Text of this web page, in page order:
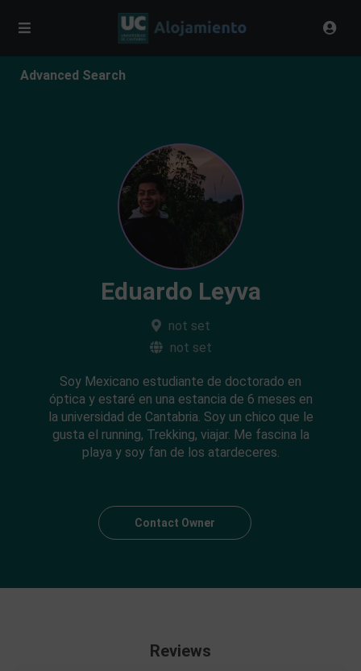
Advanced Search
Eduardo Leyva
not set
not set
Soy Mexicano estudiante de doctorado en
óptica y estaré en una estancia de 6 meses en
la universidad de Cantabria. Soy un chico que le
gusta el running, Trekking, viajar. Me fascina la
playa y soy fan de los atardeceres.
Contact Owner
Reviews